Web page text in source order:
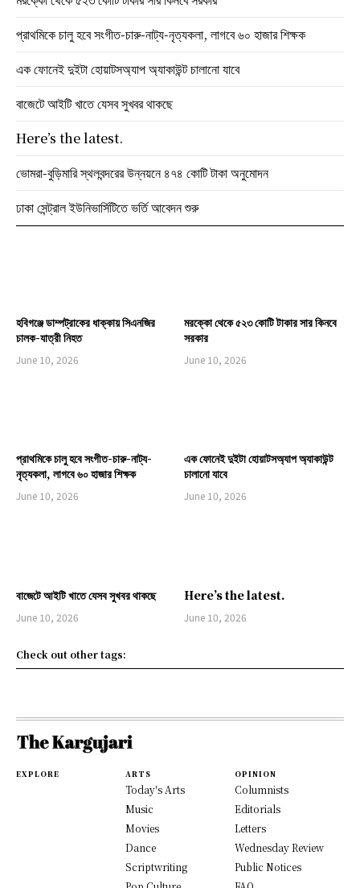
হবিগঞ্জে ডাম্পট্রাকের ধাক্কায় সিএনজির
চালক-যাত্রী নিহত
June 10, 2026
মরক্কো থেকে ৫২৩ কোটি টাকার সার কিনবে
সরকার
June 10, 2026
প্রাথমিকে চালু হবে সংগীত-চারু-নাট্য-
নৃত্যকলা, লাগবে ৬০ হাজার শিক্ষক
June 10, 2026
এক ফোনেই দুইটা হোয়াটসঅ্যাপ অ্যাকাউন্ট
চালানো যাবে
June 10, 2026
বাজেটে আইটি খাতে যেসব সুখবর থাকছে
June 10, 2026
Here’s the latest.
June 10, 2026
Check out other tags:
প্রাথমিকে চালু হবে সংগীত-চারু-নাট্য-নৃত্যকলা, লাগবে ৬০ হাজার শিক্ষক
এক ফোনেই দুইটা হোয়াটসঅ্যাপ অ্যাকাউন্ট চালানো যাবে
বাজেটে আইটি খাতে যেসব সুখবর থাকছে
Here’s the latest.
ভোমরা-বুড়িমারি স্থলবন্দরের উন্নয়নে ৪৭৪ কোটি টাকা অনুমোদন
ঢাকা সেন্ট্রাল ইউনিভার্সিটিতে ভর্তি আবেদন শুরু
EXPLORE ARTS
Today's Arts
Music
Movies
Dance
Scriptwriting
OPINION
Columnists
Editorials
Letters
Wednesday Review
Public Notices